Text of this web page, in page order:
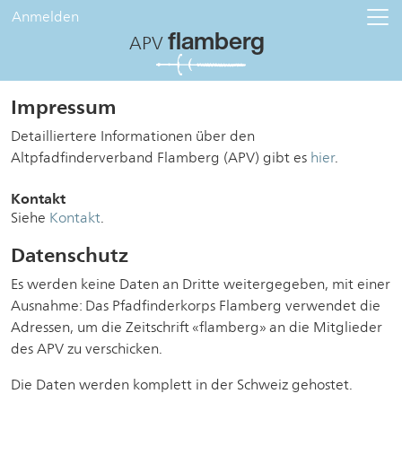
Anmelden
APVflamberg
Impressum
Detailliertere Informationen über den
Altpfadfinderverband Flamberg (APV) gibt eshier.
Kontakt
Siehe Kontakt.
Datenschutz
Es werden keine Daten an Dritte weitergegeben, mit einer
Ausnahme: Das Pfadfinderkorps Flamberg verwendet die
Adressen, um die Zeitschrift «flamberg» an die Mitglieder
des APV zu verschicken.
Die Daten werden komplett in der Schweiz gehostet.